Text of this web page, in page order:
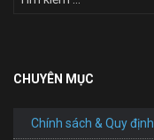
CHUYÊN MỤC
Chính sách & Quy định